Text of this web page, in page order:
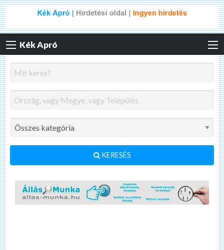
Kék Apró
KERESÉS